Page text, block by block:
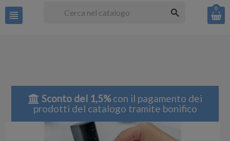
view_headline search 0
Sconto del 1,5%con il pagamento dei
prodotti del catalogo tramite bonifico